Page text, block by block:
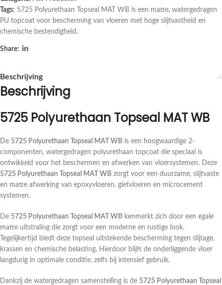
Tags: 5725 Polyurethaan Topseal MAT WB is een matte, watergedragen
PU topcoat voor bescherming van vloeren met hoge slijtvastheid en
chemische bestendigheid.
Share:
Beschrijving
Beschrijving
5725 Polyurethaan Topseal MAT WB
De 5725 Polyurethaan Topseal MAT WB is een hoogwaardige 2-
componenten, watergedragen polyurethaan topcoat die speciaal is
ontwikkeld voor het beschermen en afwerken van vloersystemen. Deze
5725 Polyurethaan Topseal MAT WB zorgt voor een duurzame, slijtvaste
en matte afwerking van epoxyvloeren, gietvloeren en microcement
systemen.
De 5725 Polyurethaan Topseal MAT WB kenmerkt zich door een egale
matte uitstraling die zorgt voor een moderne en rustige look.
Tegelijkertijd biedt deze topseal uitstekende bescherming tegen slijtage,
krassen en chemische belasting. Hierdoor blijft de onderliggende vloer
langdurig in optimale conditie, zelfs bij intensief gebruik.
Dankzij de watergedragen samenstelling is de 5725 Polyurethaan Topseal